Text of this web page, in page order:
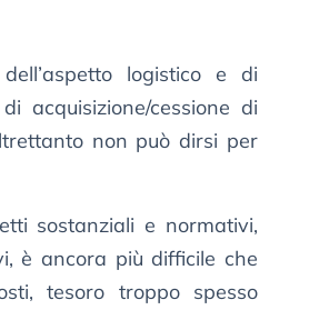
logistico e di
acquisizione/cessione di
non può dirsi per
sostanziali e normativi,
è ancora più difficile che
tesoro troppo spesso